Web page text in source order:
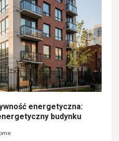
energetyczna:
budynku